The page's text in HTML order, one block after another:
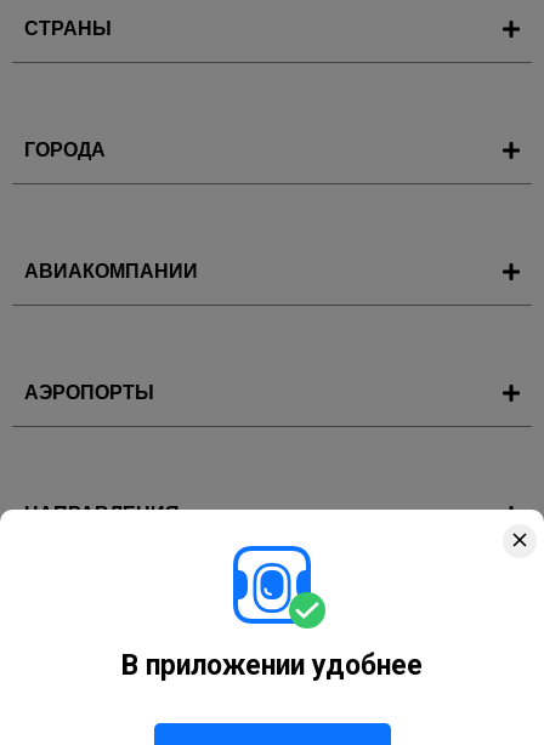
В приложении удобнее
СТРАНЫ
ГОРОДА
АВИАКОМПАНИИ
АЭРОПОРТЫ
НАПРАВЛЕНИЯ
Горящие туры Сочи Турция Египет